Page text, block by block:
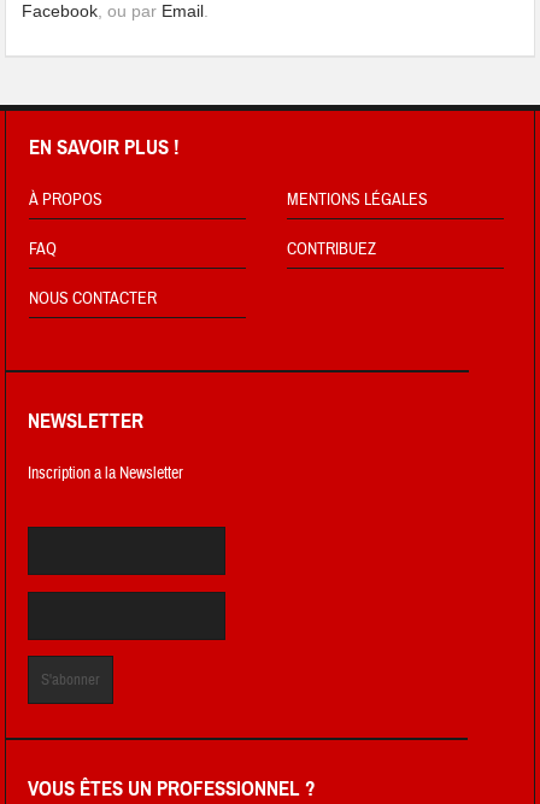
Facebook, ou par Email.
EN SAVOIR PLUS !
À PROPOS MENTIONS LÉGALES
FAQ CONTRIBUEZ
NOUS CONTACTER
NEWSLETTER
Inscription a la Newsletter
VOUS ÊTES UN PROFESSIONNEL ?